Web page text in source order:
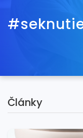
Články